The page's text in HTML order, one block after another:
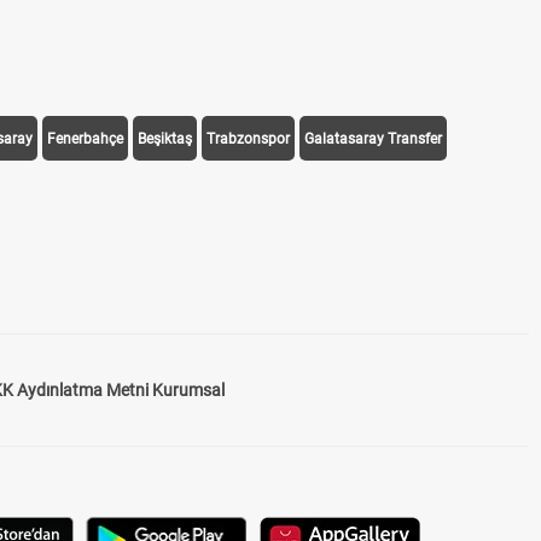
Fenerbahçe Beşiktaş Trabzonspor Galatasaray Transfer
Aydınlatma Metni Kurumsal